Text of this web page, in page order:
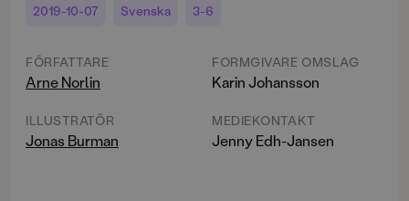
2019-10-07 Svenska 3-6
FÖRFATTARE
Arne Norlin
ILLUSTRATÖR
Jonas Burman
FORMGIVARE OMSLAG
Karin Johansson
MEDIEKONTAKT
Jenny Edh-Jansen